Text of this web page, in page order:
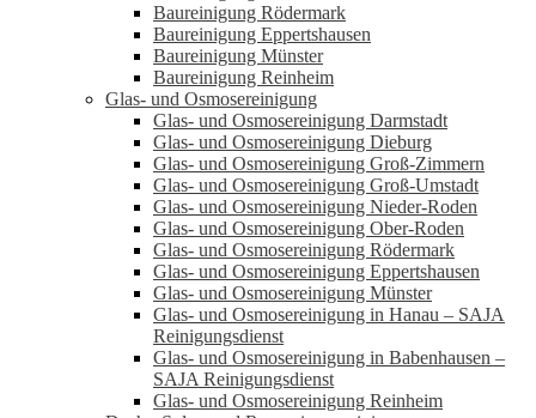
Baureinigung Rödermark
Baureinigung Eppertshausen
Baureinigung Münster
Baureinigung Reinheim
Glas- und Osmosereinigung
Glas- und Osmosereinigung Darmstadt
Glas- und Osmosereinigung Dieburg
Glas- und Osmosereinigung Groß-Zimmern
Glas- und Osmosereinigung Groß-Umstadt
Glas- und Osmosereinigung Nieder-Roden
Glas- und Osmosereinigung Ober-Roden
Glas- und Osmosereinigung Rödermark
Glas- und Osmosereinigung Eppertshausen
Glas- und Osmosereinigung Münster
Glas- und Osmosereinigung in Hanau – SAJA
Reinigungsdienst
Glas- und Osmosereinigung in Babenhausen –
SAJA Reinigungsdienst
Glas- und Osmosereinigung Reinheim